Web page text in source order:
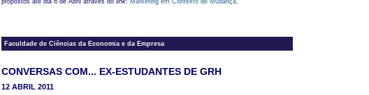
até dia 6 de Abril através do link: Marketing em Contexto de Mudança.
Faculdade de Ciências da Economia e da Empresa
CONVERSAS COM... EX-ESTUDANTES DE GRH
12 ABRIL 2011